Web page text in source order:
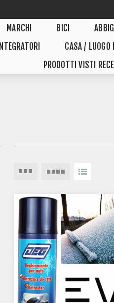
MARCHI BICI
INTEGRATORI
CASA / LUOGO
PRODOTTI VISTI